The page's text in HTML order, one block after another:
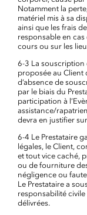
Notamment la
matériel mis à sa
ainsi que les frais
responsable en
cours ou sur les
6-3 La souscription
proposée au Client
d’absence de
par le biais du
participation à
assistance/
devra en justifier
6-4 Le Prestataire
légales, le Client,
et tout vice caché,
ou de fourniture
négligence ou
Le Prestataire a
responsabilité
délivrées.